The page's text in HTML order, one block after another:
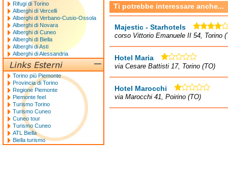
Ti potrebbe interessare anche...
Majestic - Starhotels
corso Vittorio Emanuele II 54, Torino
Hotel Maria
via Cesare Battisti 17, Torino (TO)
Hotel Marocchi
via Marocchi 41, Poirino (TO)
Rifugi di Torino
Alberghi di Vercelli
Alberghi di Verbano-Cusio-Ossola
Alberghi di Novara
Alberghi di Cuneo
Alberghi di Biella
Alberghi di Asti
Alberghi di Alessandria
Torino più Piemonte
Provincia di Torino
Regione Piemonte
Piemonte feel
Turismo Torino
Turismo Cuneo
Cuneo tour
Turismo Cuneo
ATL Biella
Biella turismo